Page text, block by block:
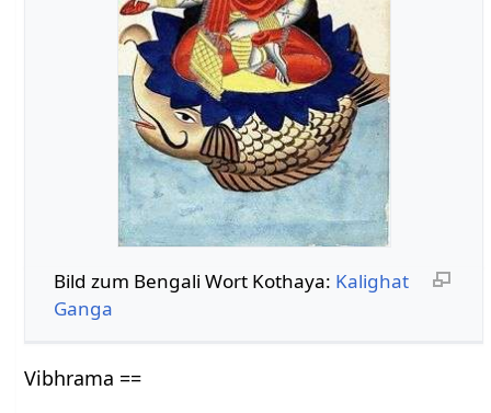
Bild zum Bengali Wort Kothaya: Kalighat
Ganga
Vibhrama ==